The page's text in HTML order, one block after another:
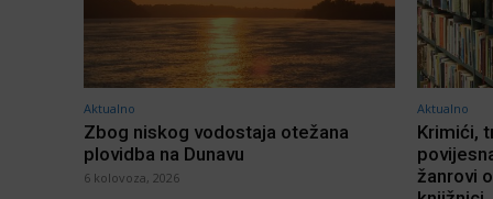
Aktualno
Zbog niskog vodostaja otežana
plovidba na Dunavu
6 kolovoza, 2026
Aktualno
Krimići,
žanrovi